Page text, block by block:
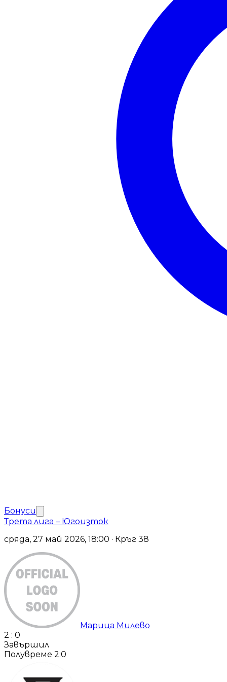
Бонуси
Трета лига – Югоизток
сряда, 27 май 2026, 18:00 · Кръг 38
Марица Милево
2 : 0
Завършил
Полувреме 2:0